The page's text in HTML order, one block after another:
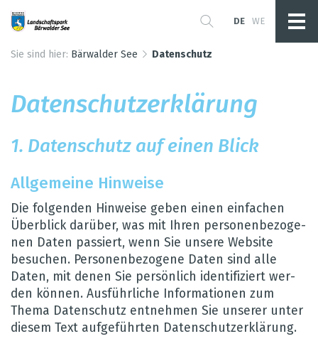
DE WE
Sie sind hier: Bärwalder See Datenschutz
Daten­schut­z­er­klä­rung
1. Daten­schutz auf einen Blick
All­ge­meine Hin­weise
Die fol­gen­den Hin­weise geben einen ein­fa­chen
Über­blick dar­über, was mit Ihren per­so­nen­be­zo­ge­
nen Daten pas­siert, wenn Sie unsere Web­site
besu­chen. Per­so­nen­be­zo­gene Daten sind alle
Daten, mit denen Sie per­sön­lich iden­ti­fi­ziert wer­
den kön­nen. Aus­führ­li­che Infor­ma­tio­nen zum
Thema Daten­schutz ent­neh­men Sie unse­rer unter
die­sem Text auf­ge­führ­ten Daten­schut­z­er­klä­rung.